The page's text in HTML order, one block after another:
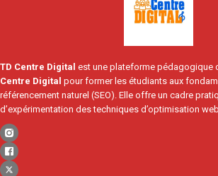
TD Centre Digital est une plateforme pédagogique
Centre Digital pour former les étudiants aux
référencement naturel (SEO). Elle offre un cadre
d’expérimentation des techniques d’optimisation